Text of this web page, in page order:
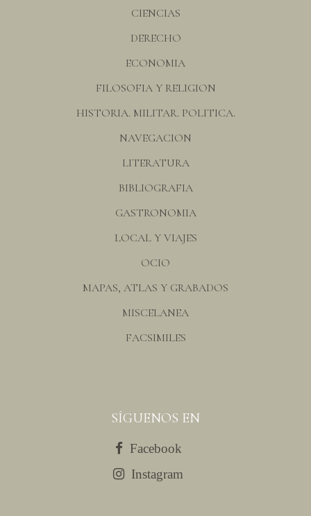
CIENCIAS
DERECHO
ECONOMIA
FILOSOFIA Y RELIGION
HISTORIA. MILITAR. POLITICA.
NAVEGACION
LITERATURA
BIBLIOGRAFIA
GASTRONOMIA
LOCAL Y VIAJES
OCIO
MAPAS, ATLAS Y GRABADOS
MISCELANEA
FACSIMILES
SÍGUENOS EN
Facebook
Instagram